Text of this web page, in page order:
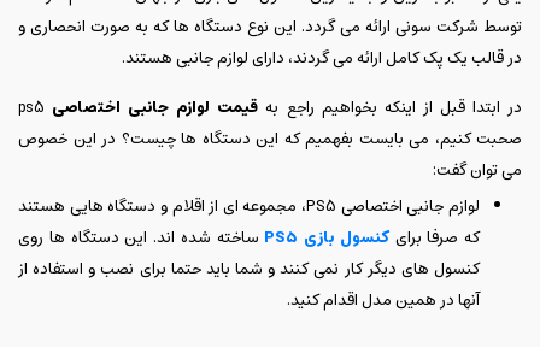
توسط شرکت سونی ارائه می گردد. این نوع دستگاه ها که به صورت انحصاری و
در قالب یک پک کامل ارائه می گردند، دارای لوازم جانبی هستند.
در ابتدا قبل از اینکه بخواهیم راجع به قیمت لوازم جانبی اختصاصی ps5
صحبت کنیم، می بایست بفهمیم که این دستگاه ها چیست؟ در این خصوص
می توان گفت:
لوازم جانبی اختصاصی PS5، مجموعه ای از اقلام و دستگاه هایی هستند
که صرفا برایکنسول بازی PS5
ساخته شده اند. این دستگاه ها روی
کنسول های دیگر کار نمی کنند و شما باید حتما برای نصب و استفاده از
آنها در همین مدل اقدام کنید.